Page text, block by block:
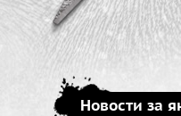
Новости за